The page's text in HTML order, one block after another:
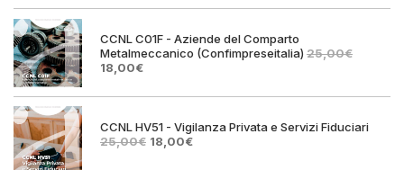
era:
è:
CCNL C01F - Aziende del Comparto
Metalmeccanico (Confimpreseitalia) 25,00€
Il
originale
25,00€.
18,00€Il
attuale
18,00€.
CCNL HV51 - Vigilanza Privata e Servizi Fiduciari
25,00€ Il18,00€Il